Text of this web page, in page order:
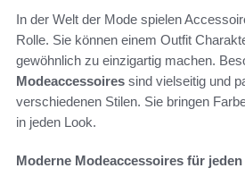
In der Welt der Mode spielen
Rolle. Sie können einem Outfit
gewöhnlich zu einzigartig machen.
Modeaccessoires sind vielseitig und
verschiedenen Stilen. Sie bringen
in jeden Look.
Moderne Modeaccessoires für